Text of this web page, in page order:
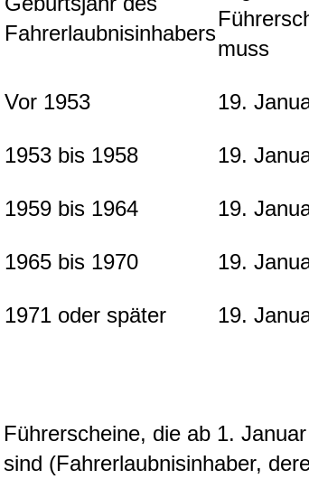
Fahrerlaubnisinhabers
muss
Vor 1953 19.
1953 bis 1958 19.
1959 bis 1964 19.
1965 bis 1970 19.
1971 oder später 19.
Führerscheine, die ab 1.
sind (Fahrerlaubnisinhaber,